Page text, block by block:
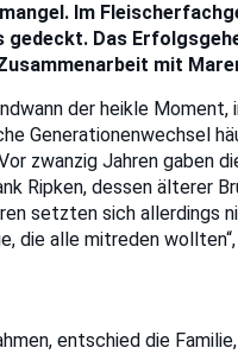
Im
Das
mit
der heikle
Generationenwechsel
zwanzig Jahren gaben
Ripken, dessen älterer
setzten sich allerdings
die alle mitreden
entschied die